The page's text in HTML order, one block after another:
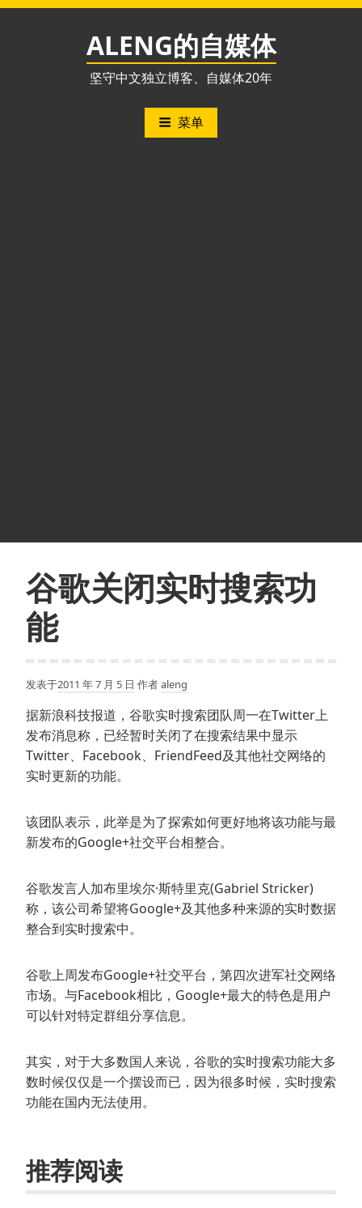
跳
ALENG的自媒体
坚守中文独立博客、自媒体20年
菜单
谷歌关闭实时搜索功
能
发表于2011 年 7 月 5 日 作者aleng
据新浪科技报道，谷歌实时搜索团队周一在Twitter上
发布消息称，已经暂时关闭了在搜索结果中显示
Twitter、Facebook、FriendFeed及其他社交网络的
实时更新的功能。
该团队表示，此举是为了探索如何更好地将该功能与最
新发布的Google+社交平台相整合。
谷歌发言人加布里埃尔·斯特里克(Gabriel Stricker)
称，该公司希望将Google+及其他多种来源的实时数据
整合到实时搜索中。
谷歌上周发布Google+社交平台，第四次进军社交网络
市场。与Facebook相比，Google+最大的特色是用户
可以针对特定群组分享信息。
其实，对于大多数国人来说，谷歌的实时搜索功能大多
数时候仅仅是一个摆设而已，因为很多时候，实时搜索
功能在国内无法使用。
推荐阅读